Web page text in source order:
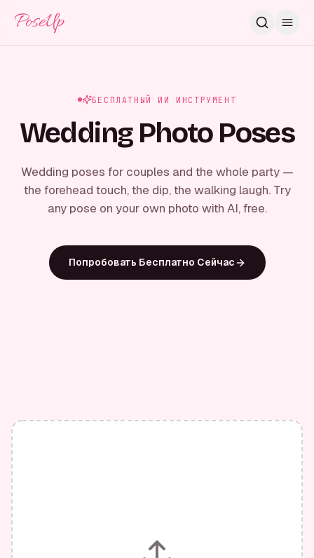
PoseUp
БЕСПЛАТНЫЙ ИИ ИНСТРУМЕНТ
Wedding Photo Poses
Wedding poses for couples and the whole party —
the forehead touch, the dip, the walking laugh. Try
any pose on your own photo with AI, free.
Попробовать Бесплатно Сейчас